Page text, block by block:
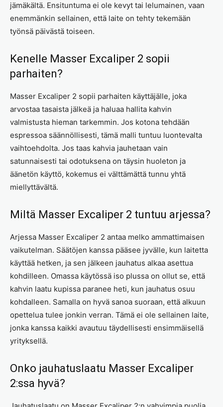
jämäkältä. Ensituntuma ei ole kevyt tai lelumainen, vaan
enemmänkin sellainen, että laite on tehty tekemään
työnsä päivästä toiseen.
Kenelle Masser Excaliper 2 sopii
parhaiten?
Masser Excaliper 2 sopii parhaiten käyttäjälle, joka
arvostaa tasaista jälkeä ja haluaa hallita kahvin
valmistusta hieman tarkemmin. Jos kotona tehdään
espressoa säännöllisesti, tämä malli tuntuu luontevalta
vaihtoehdolta. Jos taas kahvia jauhetaan vain
satunnaisesti tai odotuksena on täysin huoleton ja
äänetön käyttö, kokemus ei välttämättä tunnu yhtä
miellyttävältä.
Miltä Masser Excaliper 2 tuntuu arjessa?
Arjessa Masser Excaliper 2 antaa melko ammattimaisen
vaikutelman. Säätöjen kanssa pääsee jyvälle, kun laitetta
käyttää hetken, ja sen jälkeen jauhatus alkaa asettua
kohdilleen. Omassa käytössä iso plussa on ollut se, että
kahvin laatu kupissa paranee heti, kun jauhatus osuu
kohdalleen. Samalla on hyvä sanoa suoraan, että alkuun
opettelua tulee jonkin verran. Tämä ei ole sellainen laite,
jonka kanssa kaikki avautuu täydellisesti ensimmäisellä
yrityksellä.
Onko jauhatuslaatu Masser Excaliper
2:ssa hyvä?